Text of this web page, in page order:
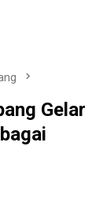
Gelar